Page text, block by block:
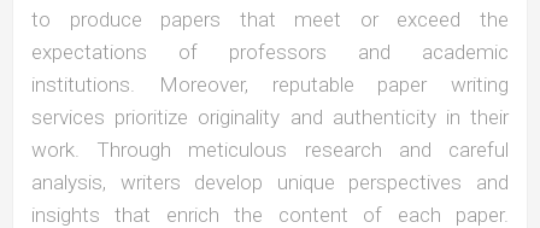
to produce papers that meet or exceed the
expectations of professors and academic
institutions. Moreover, reputable paper writing
services prioritize originality and authenticity in their
work. Through meticulous research and careful
analysis, writers develop unique perspectives and
insights that enrich the content of each paper.